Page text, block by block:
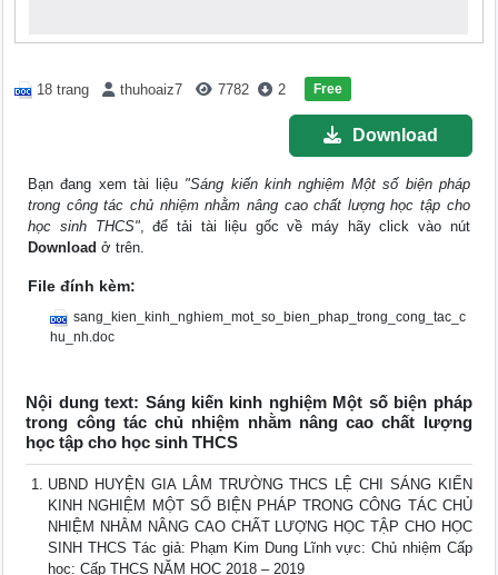
18 trang thuhoaiz7 7782 2 Free
Download
Bạn đang xem tài liệu "Sáng kiến kinh nghiệm Một số biện pháp
trong công tác chủ nhiệm nhằm nâng cao chất lượng học tập cho
học sinh THCS", để tải tài liệu gốc về máy hãy click vào nút
Download ở trên.
File đính kèm:
sang_kien_kinh_nghiem_mot_so_bien_phap_trong_cong_tac_c
hu_nh.doc
Nội dung text: Sáng kiến kinh nghiệm Một số biện pháp
trong công tác chủ nhiệm nhằm nâng cao chất lượng
học tập cho học sinh THCS
UBND HUYỆN GIA LÂM TRƯỜNG THCS LỆ CHI SÁNG KIẾN
KINH NGHIỆM MỘT SỐ BIỆN PHÁP TRONG CÔNG TÁC CHỦ
NHIỆM NHẰM NÂNG CAO CHẤT LƯỢNG HỌC TẬP CHO HỌC
SINH THCS Tác giả: Phạm Kim Dung Lĩnh vực: Chủ nhiệm Cấp
học: Cấp THCS NĂM HỌC 2018 – 2019